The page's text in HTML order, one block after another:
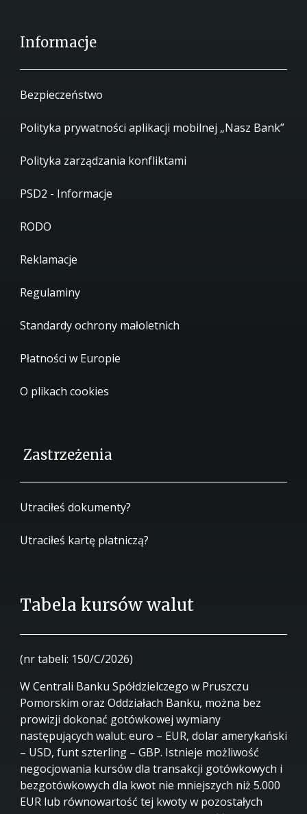
Informacje
Bezpieczeństwo
Polityka prywatności aplikacji mobilnej „Nasz Bank”
Polityka zarządzania konfliktami
PSD2 - Informacje
RODO
Reklamacje
Regulaminy
Standardy ochrony małoletnich
Płatności w Europie
O plikach cookies
Zastrzeżenia
Utraciłeś dokumenty?
Utraciłeś kartę płatniczą?
Tabela kursów walut
(nr tabeli: 150/C/2026)
W Centrali Banku Spółdzielczego w Pruszczu
Pomorskim oraz Oddziałach Banku, można bez
prowizji dokonać gotówkowej wymiany
następujących walut: euro – EUR, dolar amerykański
– USD, funt szterling – GBP. Istnieje możliwość
negocjowania kursów dla transakcji gotówkowych i
bezgotówkowych dla kwot nie mniejszych niż 5.000
EUR lub równowartość tej kwoty w pozostałych